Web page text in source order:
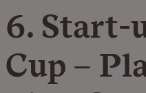
6. Start-
Cup –